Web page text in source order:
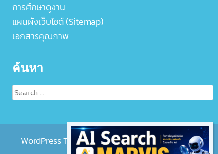
การศึกษาดูงาน
แผนผังเว็บไซต์ (Sitemap)
เอกสารคุณภาพ
ค้นหา
Search
for:
WordPress Theme :EightMedi Liteby 8Degree